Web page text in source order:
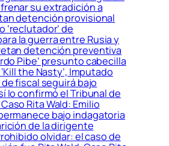
frenar su extradición a
detención provisional
‘reclutador’ de
la guerra entre Rusia y
detención preventiva
Pibe’ presunto cabecilla
the Nasty’, Imputado
fiscal seguirá bajo
lo confirmó el Tribunal de
Rita Wald: Emilio
bajo indagatoria
de la dirigente
olvidar: el caso de